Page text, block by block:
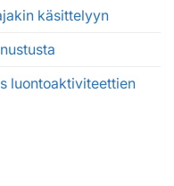
käsittelyyn
luontoaktiviteettien